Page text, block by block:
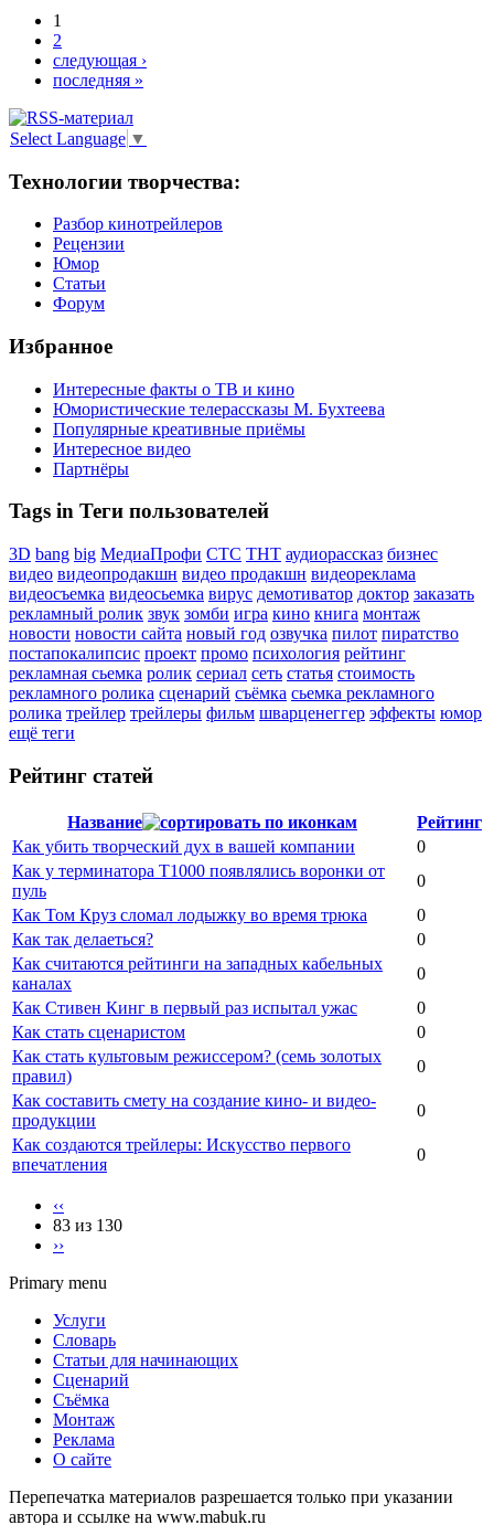
1
2
следующая ›
последняя »
Select Language ▼
Технологии творчества:
Разбор кинотрейлеров
Рецензии
Юмор
Статьи
Форум
Избранное
Интересные факты о ТВ и кино
Юмористические телерассказы М. Бухтеева
Популярные креативные приёмы
Интересное видео
Партнёры
Tags in Теги пользователей
3D bang big МедиаПрофи СТС ТНТ аудиорассказ бизнес
видео видеопродакшн видео продакшн видеореклама
видеосъемка видеосьемка вирус демотиватор доктор заказать
рекламный ролик звук зомби игра кино книга монтаж
новости новости сайта новый год озвучка пилот пиратство
постапокалипсис проект промо психология рейтинг
рекламная сьемка ролик сериал сеть статья стоимость
рекламного ролика сценарий съёмка сьемка рекламного
ролика трейлер трейлеры фильм шварценеггер эффекты юмор
ещё теги
Рейтинг статей
Название
Рейтинг
Как убить творческий дух в вашей компании
0
Как у терминатора Т1000 появлялись воронки от
пуль
0
Как Том Круз сломал лодыжку во время трюка
0
Как так делаеться?
0
Как считаются рейтинги на западных кабельных
каналах
0
Как Стивен Кинг в первый раз испытал ужас
0
Как стать сценаристом
0
Как стать культовым режиссером? (семь золотых
правил)
0
Как составить смету на создание кино- и видео-
продукции
0
Как создаются трейлеры: Искусство первого
впечатления
0
‹‹
83 из 130
››
Primary menu
Услуги
Словарь
Статьи для начинающих
Сценарий
Съёмка
Монтаж
Реклама
О сайте
Перепечатка материалов разрешается только при указании
автора и ссылке на www.mabuk.ru